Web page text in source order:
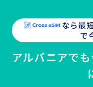
なら最
で
アルバニアで